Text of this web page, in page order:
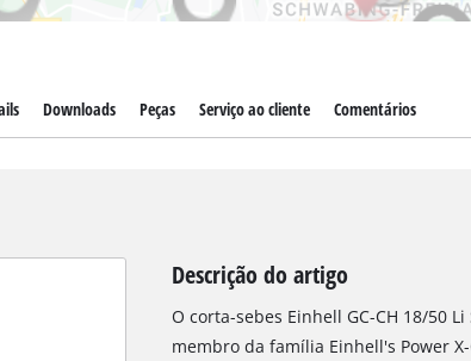
Downloads Peças Serviço ao cliente Comentários
Descrição do artigo
O corta-sebes Einhell GC-CH 18/50
membro da família Einhell's Power